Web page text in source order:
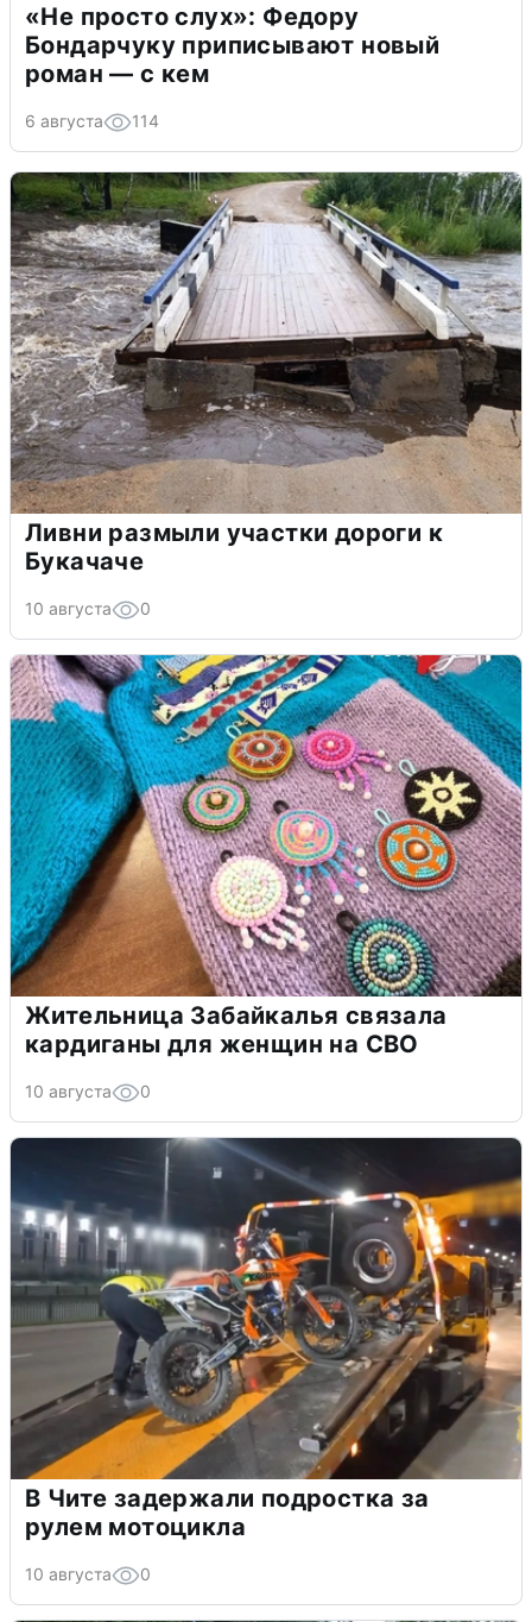
«Не просто слух»: Федору
Бондарчуку приписывают новый
роман — с кем
6 августа 114
Ливни размыли участки дороги к
Букачаче
10 августа 0
Жительница Забайкалья связала
кардиганы для женщин на СВО
10 августа 0
В Чите задержали подростка за
рулем мотоцикла
10 августа 0